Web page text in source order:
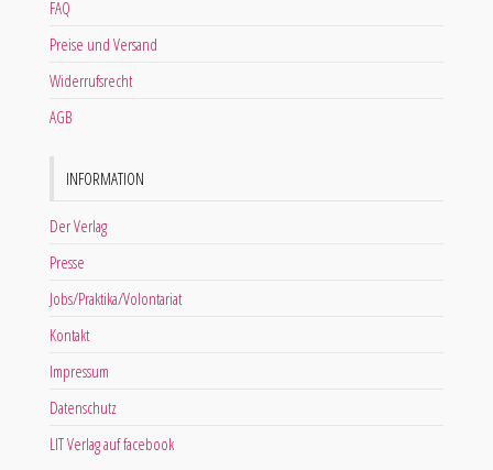
FAQ
Preise und Versand
Widerrufsrecht
AGB
INFORMATION
Der Verlag
Presse
Jobs/Praktika/Volontariat
Kontakt
Impressum
Datenschutz
LIT Verlag auf facebook